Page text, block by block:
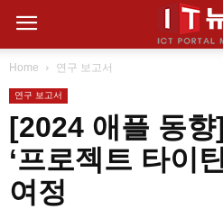
Home 연구 보고서
연구 보고서
[2024 애플 동
‘프로젝트 타이
여정